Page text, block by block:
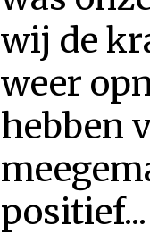
wij de
weer
hebben
positief...